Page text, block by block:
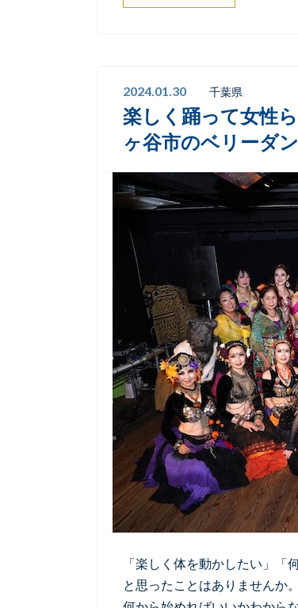
2024.01.30 千葉県
楽しく踊って女性
ヶ谷市のベリーダ
「楽しく体を動かしたい」「
と思ったことはありませんか